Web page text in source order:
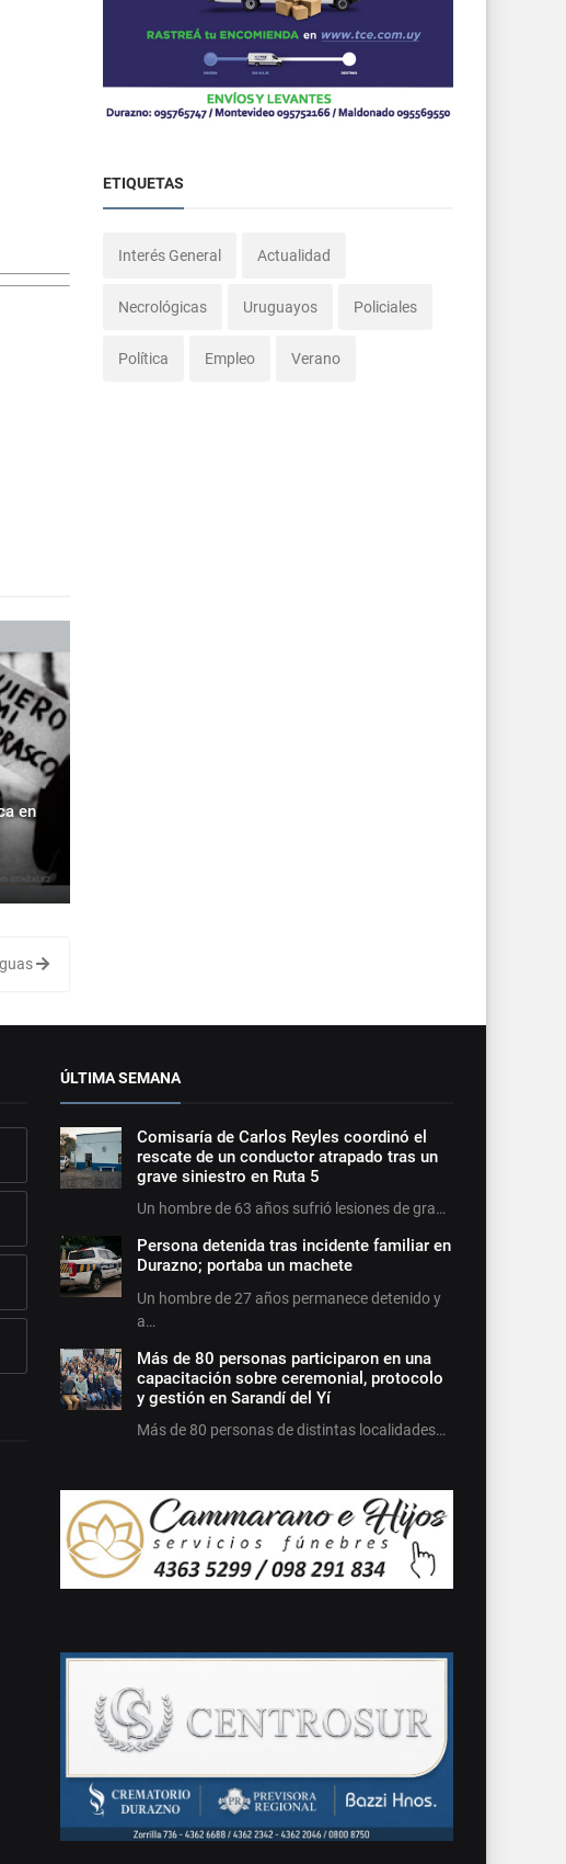
en
ETIQUETAS
Interés General Actualidad
Necrológicas Uruguayos Policiales
Política Empleo Verano
ÚLTIMA SEMANA
Comisaría de Carlos Reyles coordinó el
rescate de un conductor atrapado tras un
grave siniestro en Ruta 5
Un hombre de 63 años sufrió lesiones de gra…
Persona detenida tras incidente familiar en
Durazno; portaba un machete
Un hombre de 27 años permanece detenido y
a…
Más de 80 personas participaron en una
capacitación sobre ceremonial, protocolo
y gestión en Sarandí del Yí
Más de 80 personas de distintas localidades…